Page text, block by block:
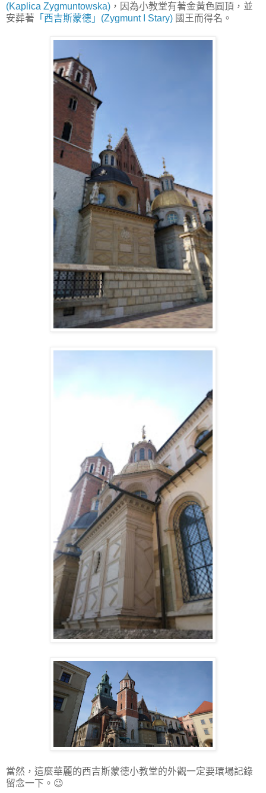
(Kaplica Zygmuntowska) ，因為小教堂有著金黃色圓頂，並
安葬著 「西吉斯蒙德」(Zygmunt I Stary) 國王而得名。
當然，這麼華麗的西吉斯蒙德小教堂的外觀一定要環場記錄
留念一下。😉